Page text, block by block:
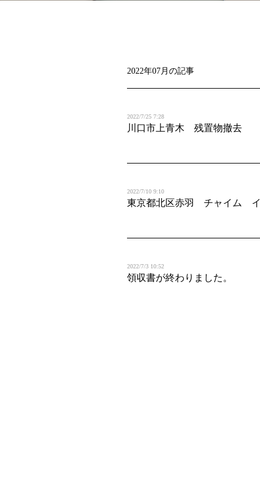
2022年07月の記事
2022/7/25 7:28
川口市上青木 残置物撤去
2022/7/10 9:10
東京都北区赤羽 チャイム
2022/7/3 10:52
領収書が終わりました。